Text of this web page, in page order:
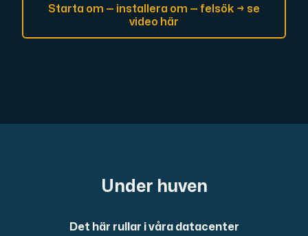
Starta om — installera om — felsök → se
video här
Under huven
Det här rullar i våra datacenter